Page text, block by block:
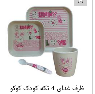
ظرف غذای 4 تکه کودک کوکو